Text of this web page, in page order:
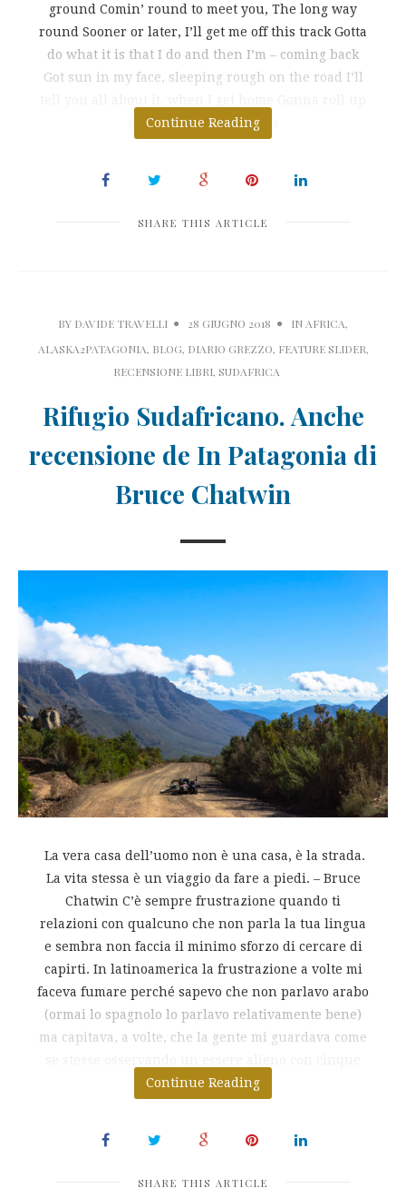
ground Comin’ round to meet you, The long way
round Sooner or later, I’ll get me off this track Gotta
do what it is that I do and then I’m – coming back
Got sun in my face, sleeping rough on the road I’ll
the sidewalk, I’m gonna
Continue Reading
SHARE THIS ARTICLE
BY DAVIDE TRAVELLI 28 GIUGNO 2018 IN AFRICA,
ALASKA2PATAGONIA, BLOG, DIARIO GREZZO, FEATURE SLIDER,
RECENSIONE LIBRI, SUDAFRICA
Rifugio Sudafricano. Anche
recensione de In Patagonia di
Bruce Chatwin
La vera casa dell’uomo non è una casa, è la strada.
La vita stessa è un viaggio da fare a piedi. – Bruce
Chatwin C’è sempre frustrazione quando ti
relazioni con qualcuno che non parla la tua lingua
e sembra non faccia il minimo sforzo di cercare di
capirti. In latinoamerica la frustrazione a volte mi
faceva fumare perché sapevo che non parlavo arabo
(ormai lo spagnolo lo parlavo relativamente bene)
ma capitava, a volte, che la gente mi guardava come
teste.
Continue Reading
SHARE THIS ARTICLE